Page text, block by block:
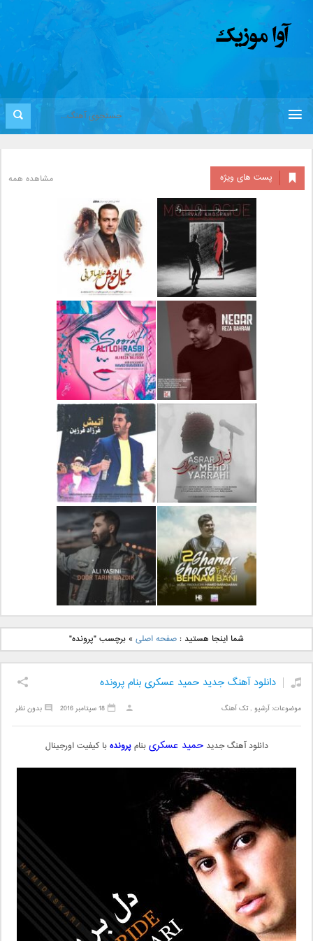
پست های ویژه مشاهده همه
دانلود آلبوم جدید سیروان
خسروی بنام مونولوگ
دانلود آهنگ جدید علیرضا
قربانی بنام خیال خوش
دانلود آهنگ جدید رضا
بهرام بنام نگار
دانلود آهنگ جدید علی
لهراسبی بنام صورت
دانلود آهنگ جدید مهدی
یراحی بنام اسرار
دانلود آهنگ جدید فرزاد
فرزین بنام آتیش
دانلود آهنگ جدید بهنام
بانی بنام قرص قمر 2
دانلود آهنگ جدید علی
یاسینی بنام دورترین نزدیک
شما اینجا هستید :صفحه اصلی »برچسب "پرونده"
دانلود آهنگ جدید حمید عسکری بنام پرونده
موضوعات:آرشیو ,تک آهنگ بدون نظر 18 سپتامبر 2016
دانلود آهنگ جدیدحمید عسکریبنام پروندهبا کیفیت اورجینال